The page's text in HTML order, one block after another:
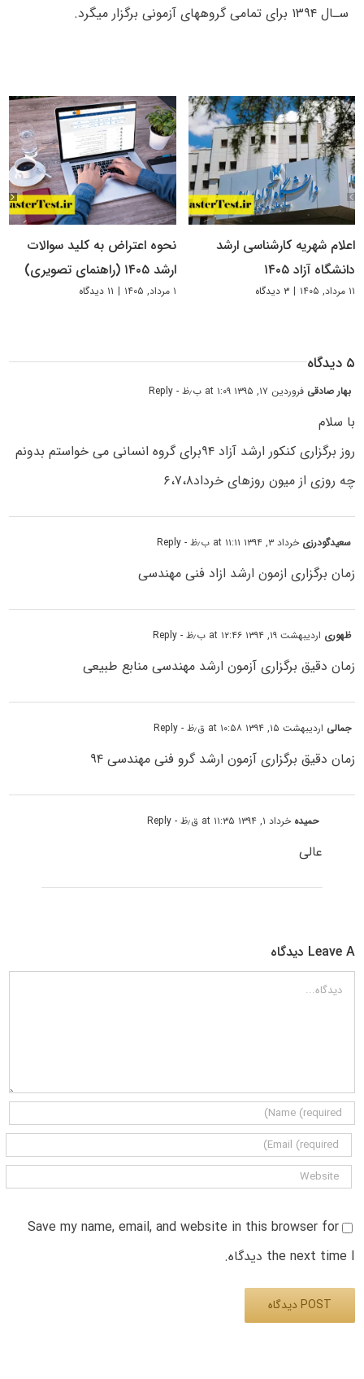
سـال ۱۳۹۴ برای تمامی گروههای آزمونی برگزار میگرد.
اعلام شهریه کارشناسی ارشد
دانشگاه آزاد ۱۴۰۵
۱۱ مرداد, ۱۴۰۵ | ۳ دیدگاه
نحوه اعتراض به کلید سوالات
ارشد ۱۴۰۵ (راهنمای تصویری)
۱ مرداد, ۱۴۰۵ | ۱۱ دیدگاه
۵ دیدگاه
بهار صادقی فروردین ۱۷, ۱۳۹۵ at ۱:۰۹ ب٫ظ - Reply
با سلام
روز برگزاری کنکور ارشد آزاد ۹۴برای گروه انسانی می خواستم بدونم
چه روزی از میون روزهای خرداد۶،۷،۸
سعیدگودرزی خرداد ۳, ۱۳۹۴ at ۱۱:۱۱ ب٫ظ - Reply
زمان برگزاری ازمون ارشد ازاد فنی مهندسی
ظهوری اردیبهشت ۱۹, ۱۳۹۴ at ۱۲:۴۶ ب٫ظ - Reply
زمان دقیق برگزاری آزمون ارشد مهندسی منابع طبیعی
جمالی اردیبهشت ۱۵, ۱۳۹۴ at ۱۰:۵۸ ق٫ظ - Reply
زمان دقیق برگزاری آزمون ارشد گرو فنی مهندسی ۹۴
حمیده خرداد ۱, ۱۳۹۴ at ۱۱:۳۵ ق٫ظ - Reply
عالی
Leave A دیدگاه
دیدگاه
Save my name, email, and website in this browser for
the next time I دیدگاه.